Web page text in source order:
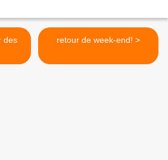
retour de week-end! >